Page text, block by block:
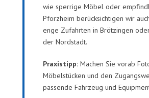
wie sperrige Möbel oder
Pforzheim berücksichtigen wir
enge Zufahrten in Brötzingen
der Nordstadt.
Praxistipp: Machen Sie vorab
Möbelstücken und den
passende Fahrzeug und